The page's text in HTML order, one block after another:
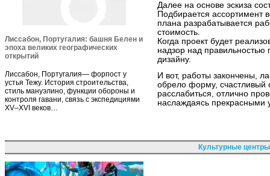
Лиссабон, Португалия: башня Белен и
эпоха великих географических
открытий
Лиссабон, Португалия— форпост у
устья Тежу. История строительства,
стиль мануэлино, функции обороны и
контроля гавани, связь с экспедициями
XV–XVI веков…
Далее на основе эскиза
Подбирается ассортимент
плана разрабатывается
стоимость.
Когда проект будет
надзор над
дизайну.
И вот, работы закончены,
обрело форму, счастливый
расслабиться, отлично
наслаждаясь прекрасными
Культурные